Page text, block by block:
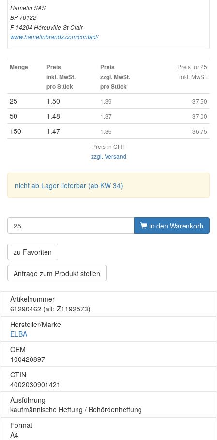
Hamelin SAS
BP 70122
F-14204 Hérouville-St-Clair
www.hamelinbrands.com/contact/
Menge
Preis
inkl. MwSt.
pro Stück
Preis
zzgl. MwSt.
pro Stück
Preis für 25
inkl. MwSt.
25 1.50 1.39 37.50
50 1.48 1.37 37.00
150 1.47 1.36
36.75
Preis in CHF
zzgl. Versand
nicht ab Lager lieferbar (ab KW 34)
in den Warenkorb
zu Favoriten
Anfrage zum Produkt stellen
Artikelnummer
61290462 (alt: Z1192573)
Hersteller/Marke
ELBA
OEM
100420897
GTIN
4002030901421
Ausführung
kaufmännische Heftung / Behördenheftung
Format
A4